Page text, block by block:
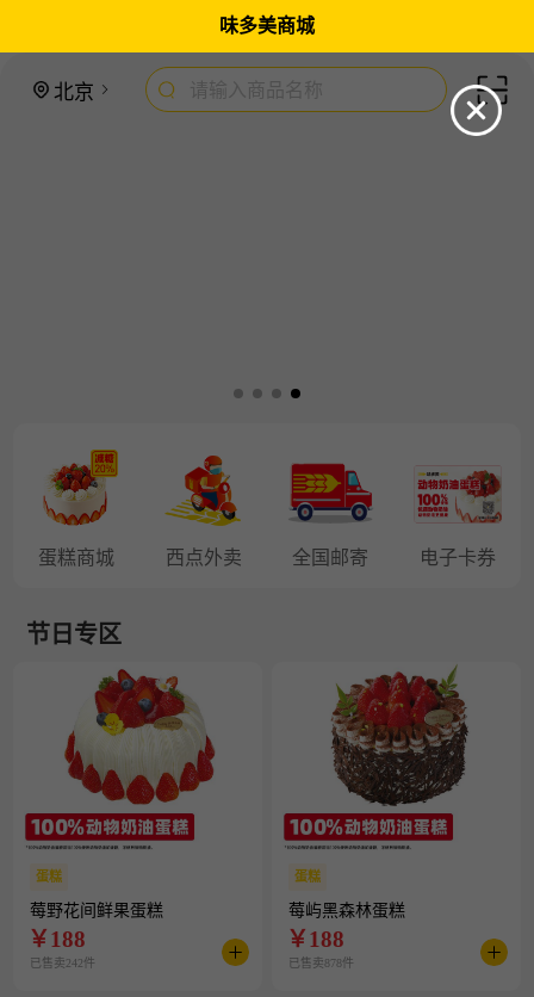
味多美商城
北京 请输入商品名称
蛋糕商城 西点外卖 全国邮寄 电子卡券
节日专区
蛋糕
莓野花间鲜果蛋糕
￥188
已售卖242件
蛋糕
莓屿黑森林蛋糕
￥188
已售卖878件